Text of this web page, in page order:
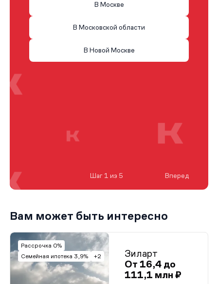
В Москве
В Московской области
В Новой Москве
Шаг 1 из 5 Вперед
Вам может быть интересно
Рассрочка 0%
Семейная ипотека 3,9%
+2
Зиларт
От 16,4 до
111,1 млн ₽